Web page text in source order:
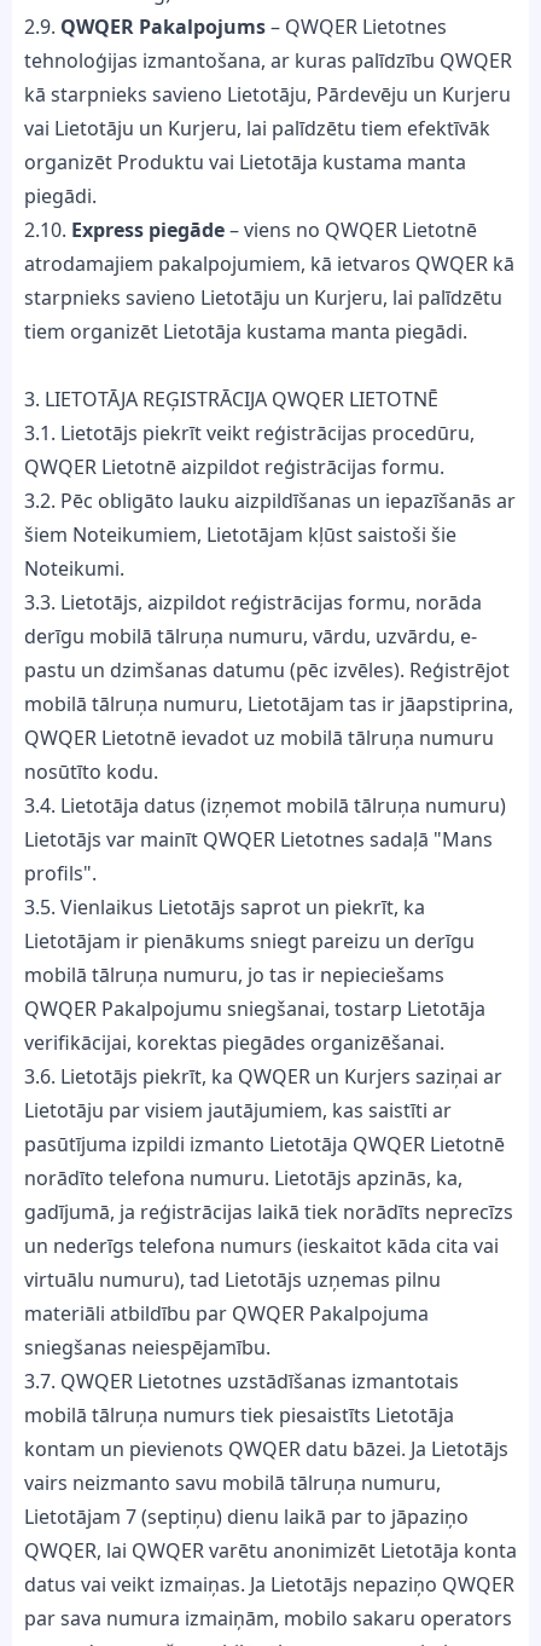
2.9. QWQER Pakalpojums– QWQER Lietotnes
tehnoloģijas izmantošana, ar kuras palīdzību QWQER
kā starpnieks savieno Lietotāju, Pārdevēju un Kurjeru
vai Lietotāju un Kurjeru, lai palīdzētu tiem efektīvāk
organizēt Produktu vai Lietotāja kustama manta
piegādi.
2.10. Express piegāde– viens no QWQER Lietotnē
atrodamajiem pakalpojumiem, kā ietvaros QWQER kā
starpnieks savieno Lietotāju un Kurjeru, lai palīdzētu
tiem organizēt Lietotāja kustama manta piegādi.
3. LIETOTĀJA REĢISTRĀCIJA QWQER LIETOTNĒ
3.1. Lietotājs piekrīt veikt reģistrācijas procedūru,
QWQER Lietotnē aizpildot reģistrācijas formu.
3.2. Pēc obligāto lauku aizpildīšanas un iepazīšanās ar
šiem Noteikumiem, Lietotājam kļūst saistoši šie
Noteikumi.
3.3. Lietotājs, aizpildot reģistrācijas formu, norāda
derīgu mobilā tālruņa numuru, vārdu, uzvārdu, e-
pastu un dzimšanas datumu (pēc izvēles). Reģistrējot
mobilā tālruņa numuru, Lietotājam tas ir jāapstiprina,
QWQER Lietotnē ievadot uz mobilā tālruņa numuru
nosūtīto kodu.
3.4. Lietotāja datus (izņemot mobilā tālruņa numuru)
Lietotājs var mainīt QWQER Lietotnes sadaļā "Mans
profils".
3.5. Vienlaikus Lietotājs saprot un piekrīt, ka
Lietotājam ir pienākums sniegt pareizu un derīgu
mobilā tālruņa numuru, jo tas ir nepieciešams
QWQER Pakalpojumu sniegšanai, tostarp Lietotāja
verifikācijai, korektas piegādes organizēšanai.
3.6. Lietotājs piekrīt, ka QWQER un Kurjers saziņai ar
Lietotāju par visiem jautājumiem, kas saistīti ar
pasūtījuma izpildi izmanto Lietotāja QWQER Lietotnē
norādīto telefona numuru. Lietotājs apzinās, ka,
gadījumā, ja reģistrācijas laikā tiek norādīts neprecīzs
un nederīgs telefona numurs (ieskaitot kāda cita vai
virtuālu numuru), tad Lietotājs uzņemas pilnu
materiāli atbildību par QWQER Pakalpojuma
sniegšanas neiespējamību.
3.7. QWQER Lietotnes uzstādīšanas izmantotais
mobilā tālruņa numurs tiek piesaistīts Lietotāja
kontam un pievienots QWQER datu bāzei. Ja Lietotājs
vairs neizmanto savu mobilā tālruņa numuru,
Lietotājam 7 (septiņu) dienu laikā par to jāpaziņo
QWQER, lai QWQER varētu anonimizēt Lietotāja konta
datus vai veikt izmaiņas. Ja Lietotājs nepaziņo QWQER
par sava numura izmaiņām, mobilo sakaru operators